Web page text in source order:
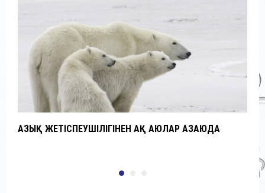
АЗЫҚ ЖЕТІСПЕУШІЛІГІНЕН АҚ АЮЛАР АЗАЮДА